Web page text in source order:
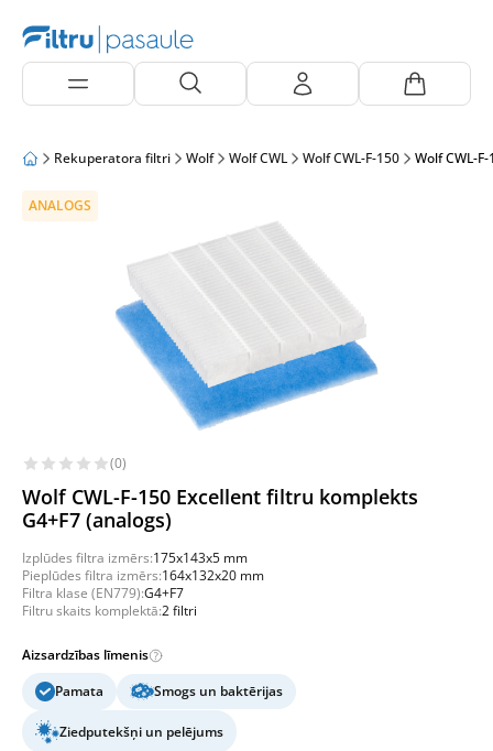
Rekuperatora filtri Wolf Wolf CWL Wolf CWL-F-150 Wolf CWL-
ANALOGS
(0)
Wolf CWL-F-150 Excellent filtru komplekts
G4+F7 (analogs)
Izplūdes filtra izmērs:175x143x5 mm
Pieplūdes filtra izmērs:164x132x20 mm
Filtra klase (EN779):G4+F7
Filtru skaits komplektā:2 filtri
Aizsardzības līmenis
Pamata
Smogs un baktērijas
Ziedputekšņi un pelējums